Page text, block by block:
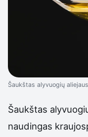
Šaukštas alyvuogių aliejaus
Šaukštas
naudingas